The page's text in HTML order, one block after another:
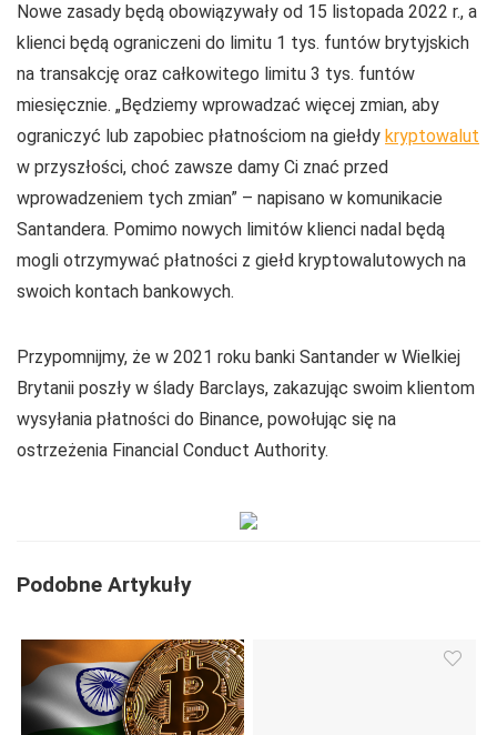
Nowe zasady będą obowiązywały od 15 listopada 2022 r., a
klienci będą ograniczeni do limitu 1 tys. funtów brytyjskich
na transakcję oraz całkowitego limitu 3 tys. funtów
miesięcznie. „Będziemy wprowadzać więcej zmian, aby
ograniczyć lub zapobiec płatnościom na giełdy kryptowalut
w przyszłości, choć zawsze damy Ci znać przed
wprowadzeniem tych zmian” – napisano w komunikacie
Santandera. Pomimo nowych limitów klienci nadal będą
mogli otrzymywać płatności z giełd kryptowalutowych na
swoich kontach bankowych.
Przypomnijmy, że w 2021 roku banki Santander w Wielkiej
Brytanii poszły w ślady Barclays, zakazując swoim klientom
wysyłania płatności do Binance, powołując się na
ostrzeżenia Financial Conduct Authority.
Podobne Artykuły